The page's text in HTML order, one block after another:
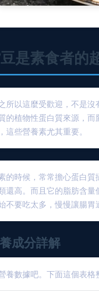
是素食者的
所以這麼受歡迎，不是
的植物性蛋白質來源，
這些營養素尤其重要。
的時候，常常擔心蛋白
還高。而且它的脂肪含
不要吃太多，慢慢讓腸胃
成分詳解
養數據吧。下面這個表